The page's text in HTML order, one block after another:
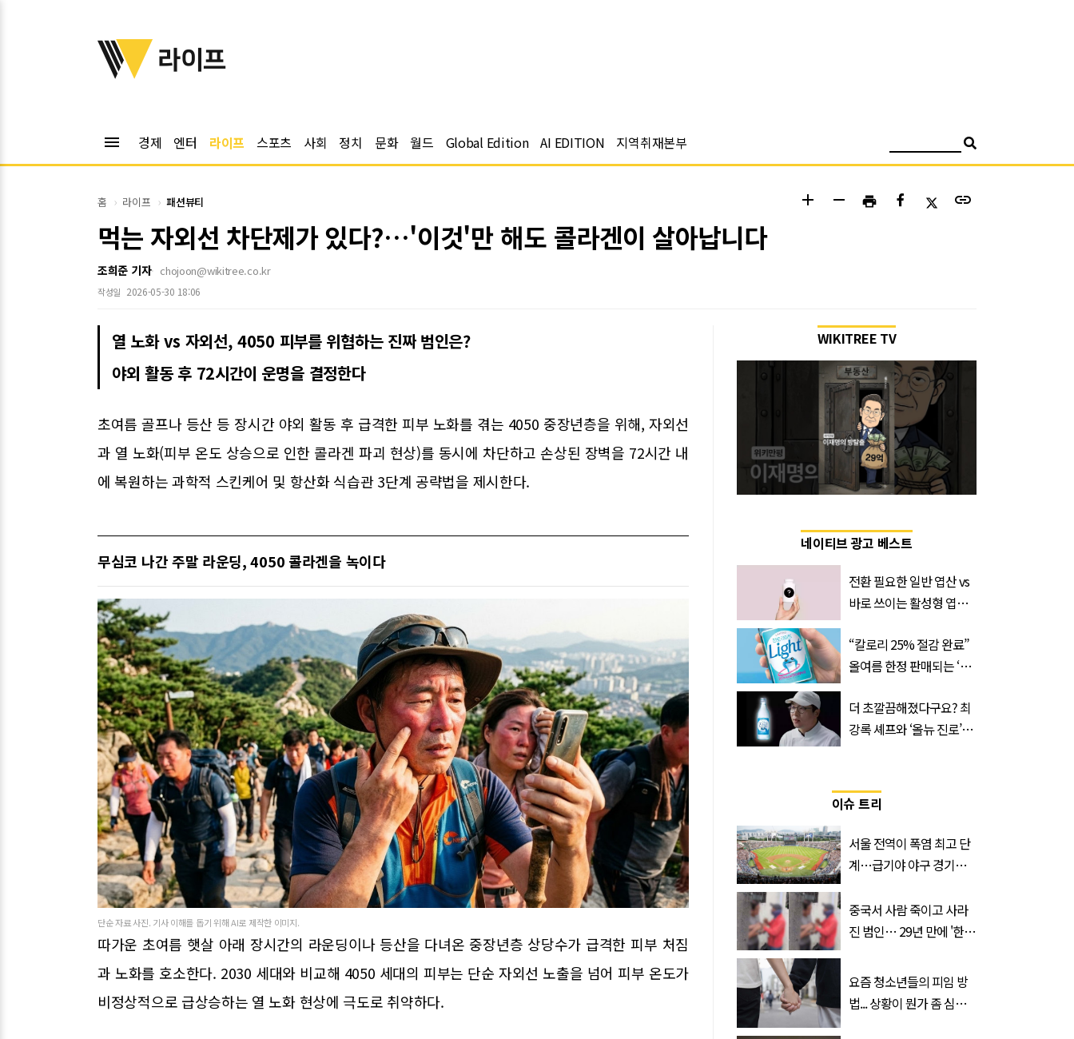
위키트리
라이프
menu 경제 엔터 라이프 스포츠 사회 정치 문화 월드 Global Edition AI EDITION 지역취재본부
홈 라이프 패션뷰티 add remove print link
먹는 자외선 차단제가 있다?…'이것'만 해도 콜라겐이 살아납니다
조희준 기자 chojoon@wikitree.co.kr
작성일 2026-05-30 18:06
열 노화 vs 자외선, 4050 피부를 위협하는 진짜 범인은?
야외 활동 후 72시간이 운명을 결정한다
초여름 골프나 등산 등 장시간 야외 활동 후 급격한 피부 노화를 겪는 4050 중장년층을 위해, 자외선
과 열 노화(피부 온도 상승으로 인한 콜라겐 파괴 현상)를 동시에 차단하고 손상된 장벽을 72시간 내
에 복원하는 과학적 스킨케어 및 항산화 식습관 3단계 공략법을 제시한다.
무심코 나간 주말 라운딩, 4050 콜라겐을 녹이다
단순 자료 사진. 기사 이해를 돕기 위해 AI로 제작한 이미지.
따가운 초여름 햇살 아래 장시간의 라운딩이나 등산을 다녀온 중장년층 상당수가 급격한 피부 처짐
과 노화를 호소한다. 2030 세대와 비교해 4050 세대의 피부는 단순 자외선 노출을 넘어 피부 온도가
비정상적으로 급상승하는 열 노화 현상에 극도로 취약하다.
WIKITREE TV
네이티브 광고 베스트
전환 필요한 일반 엽산 vs
바로 쓰이는 활성형 엽
‘Quatrefolic®’ 주목
“칼로리 25% 절감 완료”
올여름 한정 판매되는 ‘최
더 초깔끔해졌다구요? 최
강록 셰프와 ‘올뉴 진로’의
이슈 트리
서울 전역이 폭염 최고 단
계…급기야 야구 경기까
중국서 사람 죽이고 사라
진 범인… 29년 만에 '한
요즘 청소년들의 피임 방
법... 상황이 뭔가 좀 심각